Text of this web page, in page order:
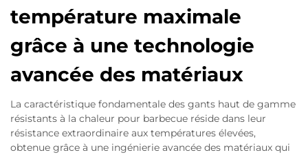
température maximale
grâce à une technologie
avancée des matériaux
La caractéristique fondamentale des gants haut de gamme
résistants à la chaleur pour barbecue réside dans leur
résistance extraordinaire aux températures élevées,
obtenue grâce à une ingénierie avancée des matériaux qui